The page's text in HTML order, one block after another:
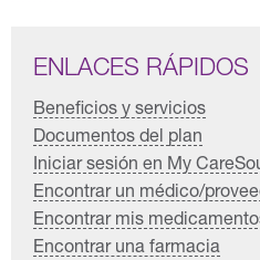
ENLACES RÁPIDOS
Beneficios y servicios
Documentos del plan
Iniciar sesión en My
Encontrar un médico/
Encontrar mis
Encontrar una farmacia